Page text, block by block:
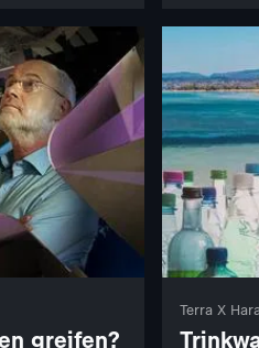
greifen?
Terra X